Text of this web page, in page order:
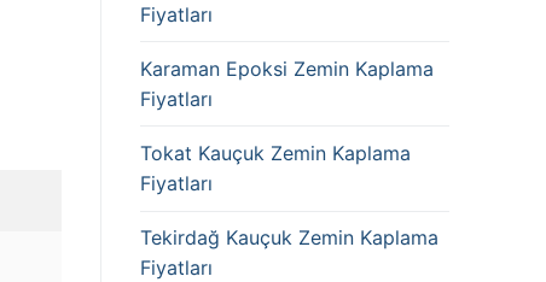
Fiyatları
Karaman Epoksi Zemin Kaplama
Fiyatları
Tokat Kauçuk Zemin Kaplama
Fiyatları
Tekirdağ Kauçuk Zemin Kaplama
Fiyatları